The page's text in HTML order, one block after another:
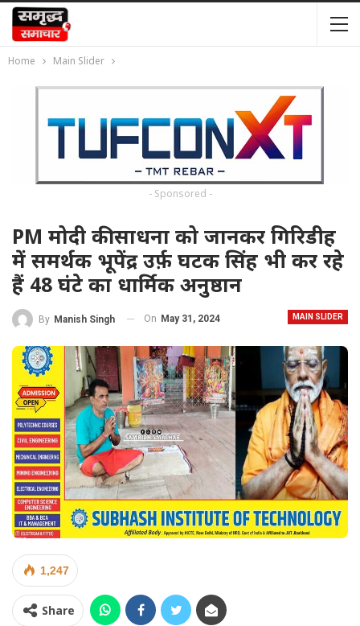
Home Main Slider
- Sponsored -
PM मोदी की साधना को जानकर गिरिडीह
में समर्थक भूपेंद्र उर्फ़ घटक सिंह भी कर रहे
हैं 48 घंटे का धार्मिक अनुष्ठान
MAIN SLIDER
By Manish Singh On May 31, 2024
1,247
Share